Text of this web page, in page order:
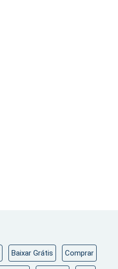
Baixar Grátis Comprar